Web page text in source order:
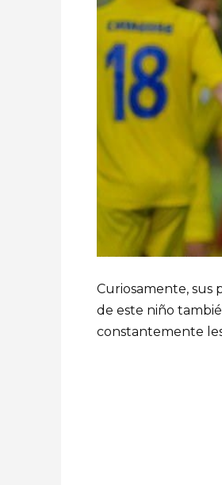
Curiosamente, sus
de este niño
constantemente